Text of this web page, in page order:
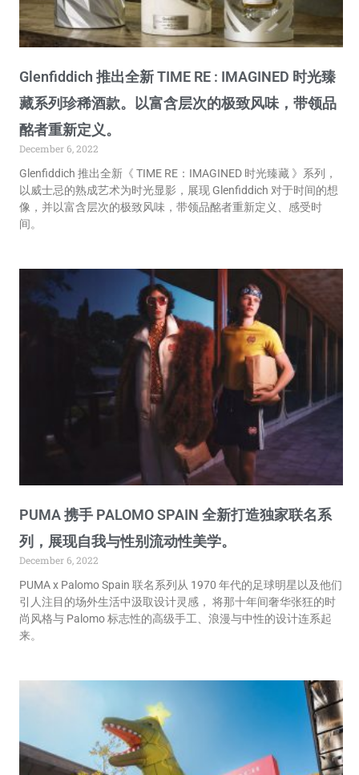
Glenfiddich 推出全新 TIME RE : IMAGINED 时光臻
藏系列珍稀酒款。以富含层次的极致风味，带领品
酩者重新定义。
December 6, 2022
Glenfiddich 推出全新《 TIME RE：IMAGINED 时光臻藏 》系列，
以威士忌的熟成艺术为时光显影，展现 Glenfiddich 对于时间的想
像，并以富含层次的极致风味，带领品酩者重新定义、感受时
间。
PUMA 携手 PALOMO SPAIN 全新打造独家联名系
列，展现自我与性别流动性美学。
December 6, 2022
PUMA x Palomo Spain 联名系列从 1970 年代的足球明星以及他们
引人注目的场外生活中汲取设计灵感， 将那十年间奢华张狂的时
尚风格与 Palomo 标志性的高级⼿工、浪漫与中性的设计连系起
来。